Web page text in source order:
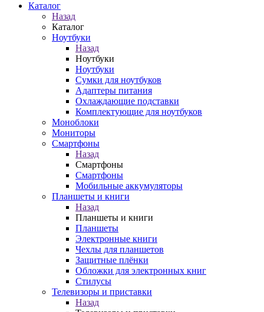
Каталог
Назад
Каталог
Ноутбуки
Назад
Ноутбуки
Ноутбуки
Сумки для ноутбуков
Адаптеры питания
Охлаждающие подставки
Комплектующие для ноутбуков
Моноблоки
Мониторы
Смартфоны
Назад
Смартфоны
Смартфоны
Мобильные аккумуляторы
Планшеты и книги
Назад
Планшеты и книги
Планшеты
Электронные книги
Чехлы для планшетов
Защитные плёнки
Обложки для электронных книг
Стилусы
Телевизоры и приставки
Назад